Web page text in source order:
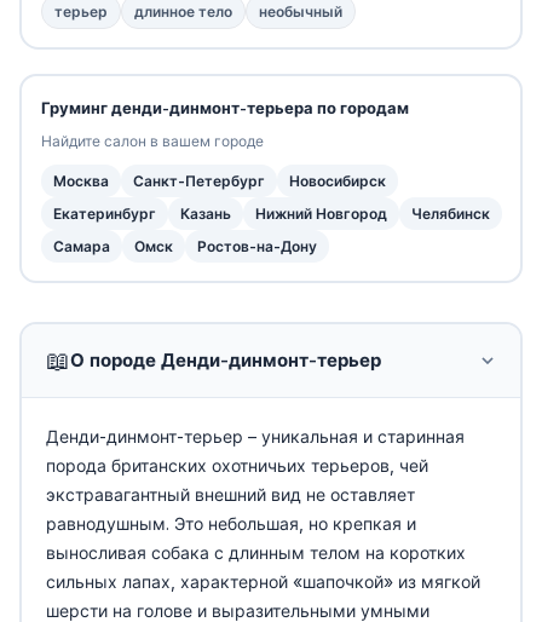
📖О породе Денди-динмонт-терьер
Денди-динмонт-терьер – уникальная и старинная
порода британских охотничьих терьеров, чей
экстравагантный внешний вид не оставляет
равнодушным. Это небольшая, но крепкая и
выносливая собака с длинным телом на коротких
сильных лапах, характерной «шапочкой» из мягкой
шерсти на голове и выразительными умными
терьер длинное тело необычный
Груминг денди-динмонт-терьера по городам
Найдите салон в вашем городе
Москва Санкт-Петербург
Новосибирск
Екатеринбург
Казань Нижний Новгород
Челябинск
Самара
Омск Ростов-на-Дону